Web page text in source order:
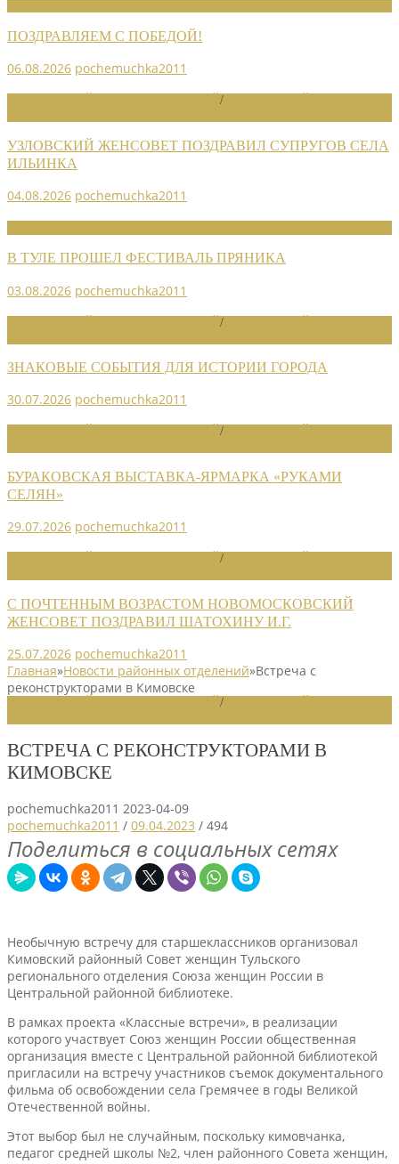
ПОЗДРАВЛЯЕМ С ПОБЕДОЙ!
06.08.2026 pochemuchka2011
/
УЗЛОВСКИЙ ЖЕНСОВЕТ ПОЗДРАВИЛ СУПРУГОВ СЕЛА
ИЛЬИНКА
04.08.2026 pochemuchka2011
В ТУЛЕ ПРОШЕЛ ФЕСТИВАЛЬ ПРЯНИКА
03.08.2026 pochemuchka2011
/
ЗНАКОВЫЕ СОБЫТИЯ ДЛЯ ИСТОРИИ ГОРОДА
30.07.2026 pochemuchka2011
/
БУРАКОВСКАЯ ВЫСТАВКА-ЯРМАРКА «РУКАМИ
СЕЛЯН»
29.07.2026 pochemuchka2011
/
С ПОЧТЕННЫМ ВОЗРАСТОМ НОВОМОСКОВСКИЙ
ЖЕНСОВЕТ ПОЗДРАВИЛ ШАТОХИНУ И.Г.
25.07.2026 pochemuchka2011
Главная»Новости районных отделений»Встреча с
реконструкторами в Кимовске
/
ВСТРЕЧА С РЕКОНСТРУКТОРАМИ В
КИМОВСКЕ
pochemuchka2011 2023-04-09
pochemuchka2011 / 09.04.2023 / 494
Поделиться в социальных сетях
Необычную встречу для старшеклассников организовал
Кимовский районный Совет женщин Тульского
регионального отделения Союза женщин России в
Центральной районной библиотеке.
В рамках проекта «Классные встречи», в реализации
которого участвует Союз женщин России общественная
организация вместе с Центральной районной библиотекой
пригласили на встречу участников съемок документального
фильма об освобождении села Гремячее в годы Великой
Отечественной войны.
Этот выбор был не случайным, поскольку кимовчанка,
педагог средней школы №2, член районного Совета женщин,